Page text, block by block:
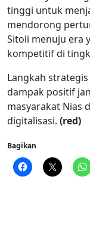
tinggi untuk
mendorong
Sitoli menuju era
kompetitif di
Langkah
dampak positif
masyarakat Nias
digitalisasi. (red)
Bagikan